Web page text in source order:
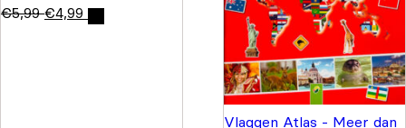
€5,99 €4,99
Vlaggen Atlas - Meer dan